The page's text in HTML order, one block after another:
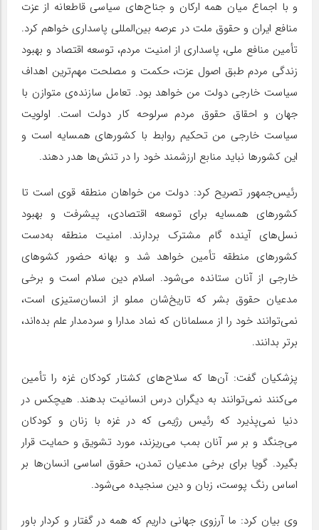
و با اجماع میان همه ارکان و جناح‌های سیاسی قاطعانه از عزت
منافع ایران و حقوق ملت در عرصه بین‌المللی پاسداری خواهم کرد.
تأمین منافع ملی،‌ پاسداری از امنیت مردم،‌ توسعه اقتصاد و بهبود
زندگی مردم طبق اصول عزت،‌ حکمت و مصلحت مهم‌ترین اهداف
سیاست خارجی دولت من خواهد بود. تعامل سازنده‌ی متوازن با
جهان و احقاق حقوق مردم سرلوحه کار دولت است. اولویت
سیاست خارجی من تحکیم روابط با کشورهای همسایه است و
این کشورها نباید منابع ارزشمند خود را در تنش‌ها هدر دهند.
رئیس‌جمهور تصریح کرد: دولت من خواهان منطقه قوی است تا
کشورهای همسایه برای توسعه اقتصادی، پیشرفت و بهبود
نسل‌های آینده گام مشترک بردارند. امنیت منطقه به‌دست
کشورهای منطقه تأمین خواهد شد و بهانه حضور کشوهای
خارجی از آنان ستانده می‌شود. اسلام دین سلام است و برخی
مدعیان حقوق بشر که تاریخ‌شان مملو از انسان‌ستیزی است،
نمی‌توانند خود را از مسلمانان که نماد مدارا و سردمدار علم بده‌اند،
برتر بدانند.
پزشکیان گفت: آن‌ها که سلاح‌های کشتار کودکان غزه را تأمین
می‌کنند نمی‌توانند به دیگران درس انسانیت بدهند. هیچکس در
دنیا نمی‌پذیرد که رئیس رژیمی که در غزه با زنان و کودکان
می‌جنگد و بر سر آنان بمب می‌ریزند، مورد تشویق و حمایت قرار
بگیرد. گویا برای برخی مدعیان تمدن، حقوق اساسی انسان‌ها بر
اساس رنگ پوست، زبان و دین سنجیده می‌شود.
وی بیان کرد: ما آرزوی جهانی داریم که همه در گفتار و کردار باور